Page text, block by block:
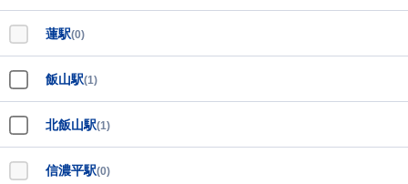
蓮駅(0)
飯山駅(1)
北飯山駅(1)
信濃平駅(0)